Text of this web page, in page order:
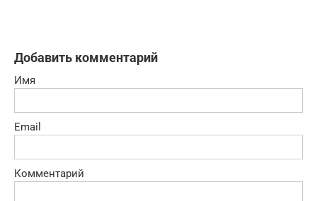
Добавить комментарий
Имя
Email
Комментарий